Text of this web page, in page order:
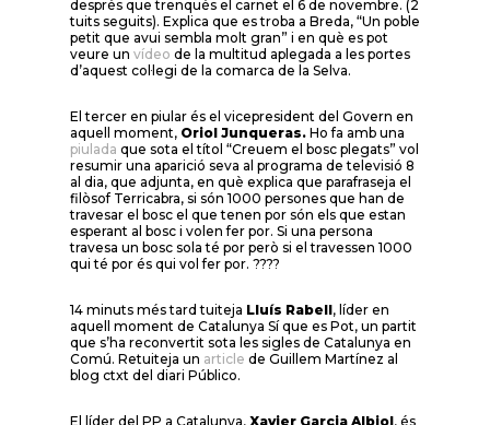
després que trenqués el carnet el 6 de novembre. (2
tuits seguits). Explica que es troba a Breda, “Un poble
petit que avui sembla molt gran” i en què es pot
veure un vídeo de la multitud aplegada a les portes
d’aquest col·legi de la comarca de la Selva.
El tercer en piular és el vicepresident del Govern en
aquell moment, Oriol Junqueras. Ho fa amb una
piulada que sota el títol “Creuem el bosc plegats” vol
resumir una aparició seva al programa de televisió 8
al dia, que adjunta, en què explica que parafraseja el
filòsof Terricabra, si són 1000 persones que han de
travesar el bosc el que tenen por són els que estan
esperant al bosc i volen fer por. Si una persona
travesa un bosc sola té por però si el travessen 1000
qui té por és qui vol fer por. ????
14 minuts més tard tuiteja Lluís Rabell, líder en
aquell moment de Catalunya Sí que es Pot, un partit
que s’ha reconvertit sota les sigles de Catalunya en
Comú. Retuiteja un article de Guillem Martínez al
blog ctxt del diari Público.
El líder del PP a Catalunya, Xavier Garcia Albiol, és